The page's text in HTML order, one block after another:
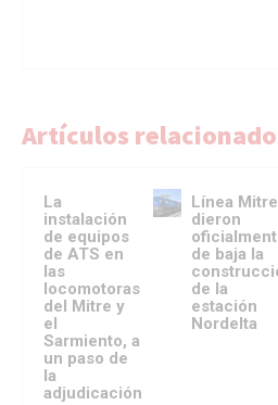
Artículos
La
instalación
de equipos
de ATS en
las
locomotoras
del Mitre y
el
Sarmiento, a
un paso de
la
adjudicación
Línea
dieron
de baja la
de la
estación
Nordelta